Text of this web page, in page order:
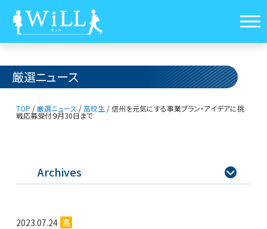
厳選ニュース
TOP /厳選ニュース /高校生/信州を元気にする事業プラン・アイデアに挑
戦応募受付９月30日まで
Archives 
2023.07.24 高